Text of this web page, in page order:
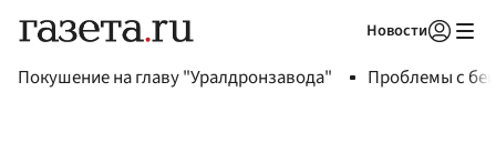
Новости
Покушение на главу "Уралдронзавода" Проблемы с